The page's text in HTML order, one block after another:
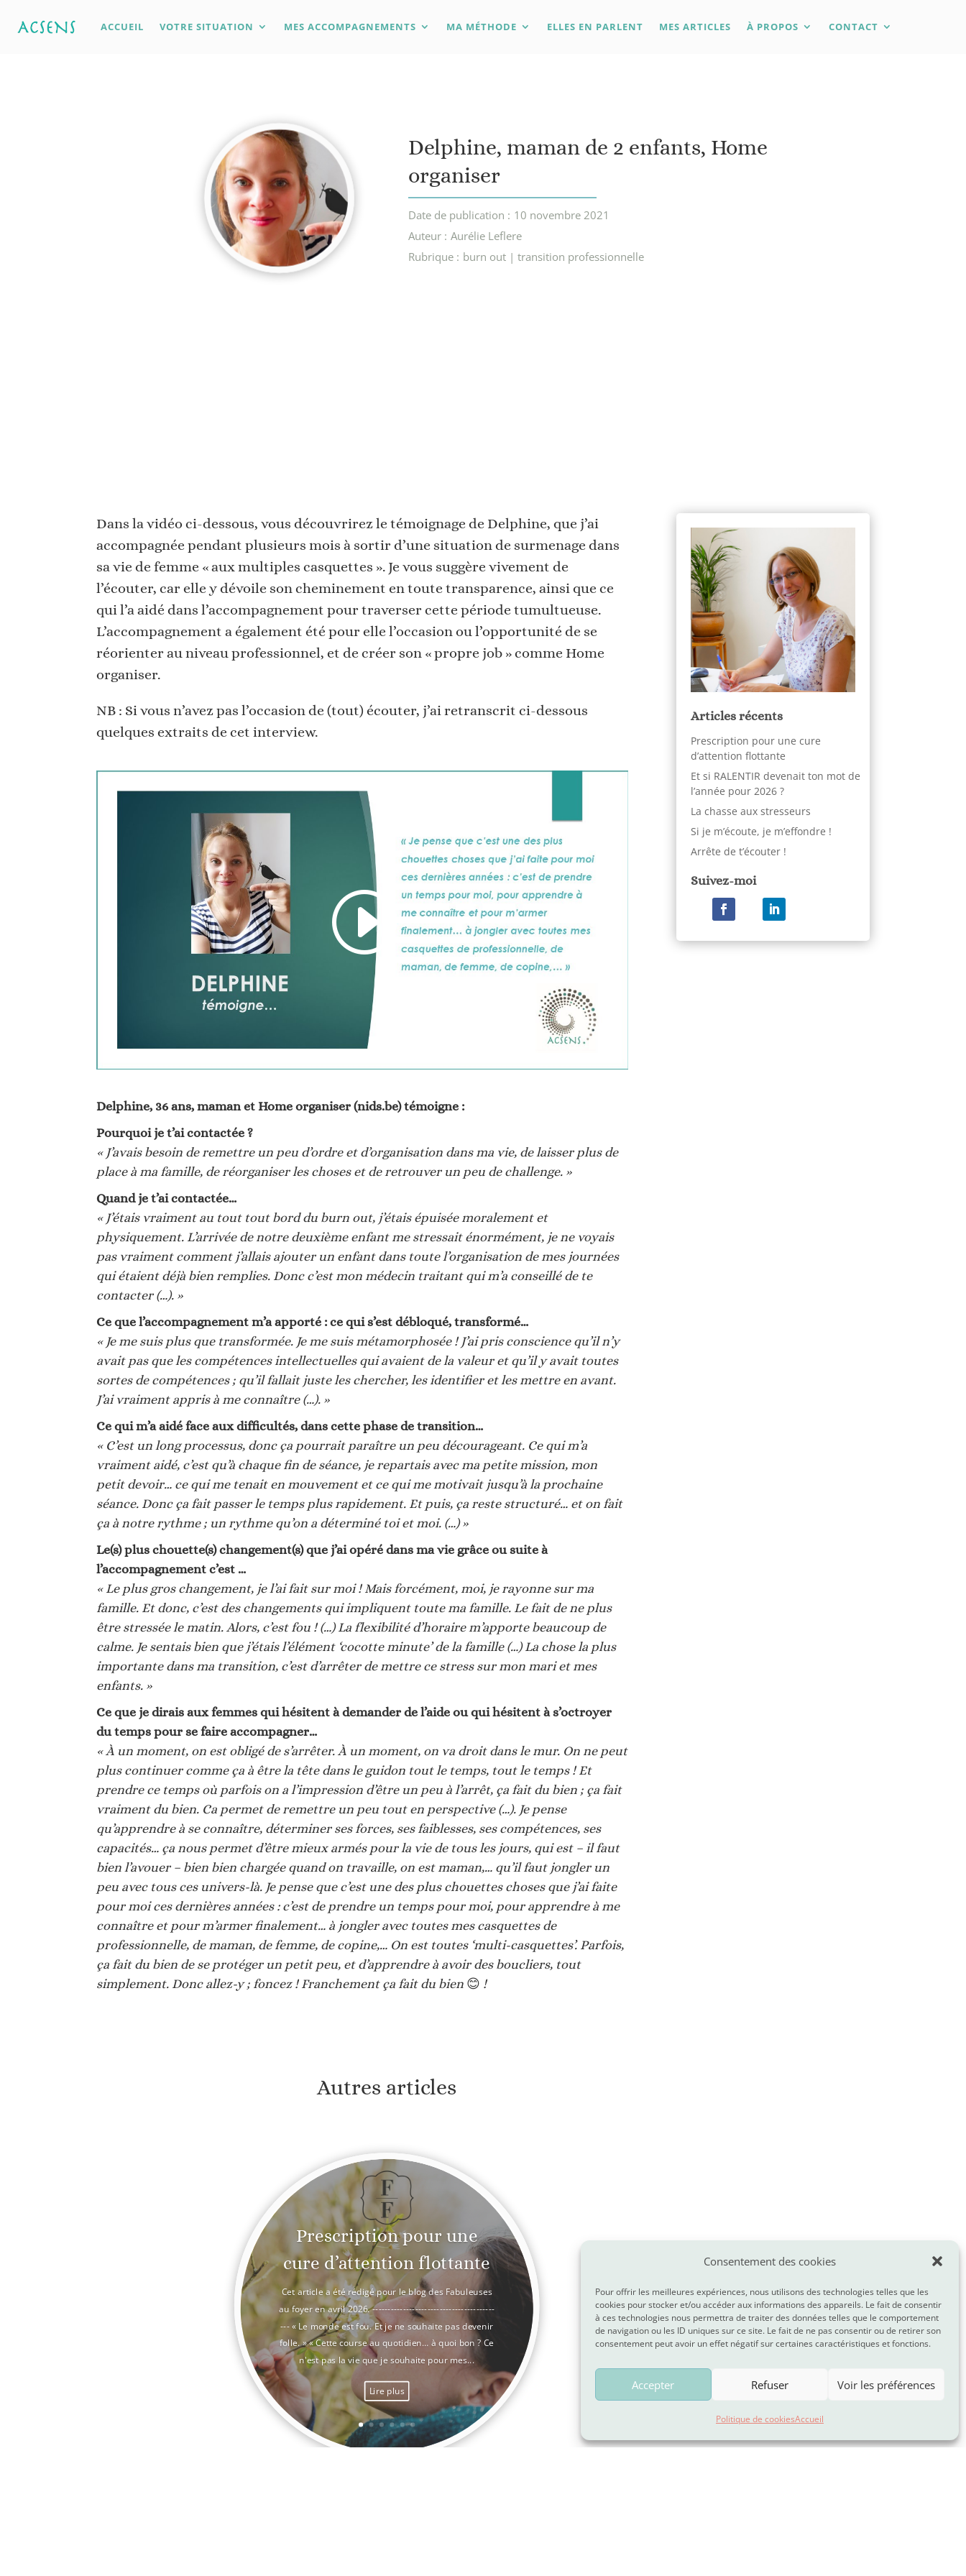
Consentement des cookies
Pour offrir les meilleures expériences, nous utilisons des technologies telles que les
cookies pour stocker et/ou accéder aux informations des appareils. Le fait de consentir
à ces technologies nous permettra de traiter des données telles que le comportement
de navigation ou les ID uniques sur ce site. Le fait de ne pas consentir ou de retirer son
consentement peut avoir un effet négatif sur certaines caractéristiques et fonctions.
Accepter Refuser Voir les préférences
Politique de cookiesAccueil
ACCUEIL VOTRE SITUATION MES ACCOMPAGNEMENTS MA MÉTHODE ELLES EN PARLENT MES ARTICLES À PROPOS CONTACT
Delphine, maman de 2 enfants, Home
organiser
Date de publication : 10 novembre 2021
Auteur : Aurélie Leflere
Rubrique : burn out | transition professionnelle
Dans la vidéo ci-dessous, vous découvrirez le témoignage de Delphine, que j’ai
accompagnée pendant plusieurs mois à sortir d’une situation de surmenage dans
sa vie de femme « aux multiples casquettes ». Je vous suggère vivement de
l’écouter, car elle y dévoile son cheminement en toute transparence, ainsi que ce
qui l’a aidé dans l’accompagnement pour traverser cette période tumultueuse.
L’accompagnement a également été pour elle l’occasion ou l’opportunité de se
réorienter au niveau professionnel, et de créer son « propre job » comme Home
organiser.
NB : Si vous n’avez pas l’occasion de (tout) écouter, j’ai retranscrit ci-dessous
quelques extraits de cet interview.
Delphine, 36 ans, maman et Home organiser (nids.be) témoigne :
Pourquoi je t’ai contactée ?
« J’avais besoin de remettre un peu d’ordre et d’organisation dans ma vie, de laisser plus de
place à ma famille, de réorganiser les choses et de retrouver un peu de challenge. »
Quand je t’ai contactée…
« J’étais vraiment au tout tout bord du burn out, j’étais épuisée moralement et
physiquement. L’arrivée de notre deuxième enfant me stressait énormément, je ne voyais
pas vraiment comment j’allais ajouter un enfant dans toute l’organisation de mes journées
qui étaient déjà bien remplies. Donc c’est mon médecin traitant qui m’a conseillé de te
contacter (…). »
Ce que l’accompagnement m’a apporté : ce qui s’est débloqué, transformé…
« Je me suis plus que transformée. Je me suis métamorphosée ! J’ai pris conscience qu’il n’y
avait pas que les compétences intellectuelles qui avaient de la valeur et qu’il y avait toutes
sortes de compétences ; qu’il fallait juste les chercher, les identifier et les mettre en avant.
J’ai vraiment appris à me connaître (…). »
Ce qui m’a aidé face aux difficultés, dans cette phase de transition…
« C’est un long processus, donc ça pourrait paraître un peu décourageant. Ce qui m’a
vraiment aidé, c’est qu’à chaque fin de séance, je repartais avec ma petite mission, mon
petit devoir… ce qui me tenait en mouvement et ce qui me motivait jusqu’à la prochaine
séance. Donc ça fait passer le temps plus rapidement. Et puis, ça reste structuré… et on fait
ça à notre rythme ; un rythme qu’on a déterminé toi et moi. (…) »
Le(s) plus chouette(s) changement(s) que j’ai opéré dans ma vie grâce ou suite à
l’accompagnement c’est …
« Le plus gros changement, je l’ai fait sur moi ! Mais forcément, moi, je rayonne sur ma
famille. Et donc, c’est des changements qui impliquent toute ma famille. Le fait de ne plus
être stressée le matin. Alors, c’est fou ! (…) La flexibilité d’horaire m’apporte beaucoup de
calme. Je sentais bien que j’étais l’élément ‘cocotte minute’ de la famille (…) La chose la plus
importante dans ma transition, c’est d’arrêter de mettre ce stress sur mon mari et mes
enfants. »
Ce que je dirais aux femmes qui hésitent à demander de l’aide ou qui hésitent à s’octroyer
du temps pour se faire accompagner…
« À un moment, on est obligé de s’arrêter. À un moment, on va droit dans le mur. On ne peut
plus continuer comme ça à être la tête dans le guidon tout le temps, tout le temps ! Et
prendre ce temps où parfois on a l’impression d’être un peu à l’arrêt, ça fait du bien ; ça fait
vraiment du bien. Ca permet de remettre un peu tout en perspective (…). Je pense
qu’apprendre à se connaître, déterminer ses forces, ses faiblesses, ses compétences, ses
capacités… ça nous permet d’être mieux armés pour la vie de tous les jours, qui est – il faut
bien l’avouer – bien bien chargée quand on travaille, on est maman,… qu’il faut jongler un
peu avec tous ces univers-là. Je pense que c’est une des plus chouettes choses que j’ai faite
pour moi ces dernières années : c’est de prendre un temps pour moi, pour apprendre à me
connaître et pour m’armer finalement… à jongler avec toutes mes casquettes de
professionnelle, de maman, de femme, de copine,… On est toutes ‘multi-casquettes’. Parfois,
ça fait du bien de se protéger un petit peu, et d’apprendre à avoir des boucliers, tout
simplement. Donc allez-y ; foncez ! Franchement ça fait du bien 😊 !
Articles récents
Prescription pour une cure
d’attention flottante
Et si RALENTIR devenait ton mot de
l’année pour 2026 ?
La chasse aux stresseurs
Si je m’écoute, je m’effondre !
Arrête de t’écouter !
Suivez-moi
Autres articles
Prescription pour une
cure d’attention flottante
Cet article a été rédigé pour le blog des Fabuleuses
au foyer en avril 2026. ----------------------------------------
--- « Le monde est fou. Et je ne souhaite pas devenir
folle. » « Cette course au quotidien… à quoi bon ? Ce
n'est pas la vie que je souhaite pour mes...
Lire plus